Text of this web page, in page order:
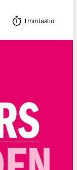
1 min lästid